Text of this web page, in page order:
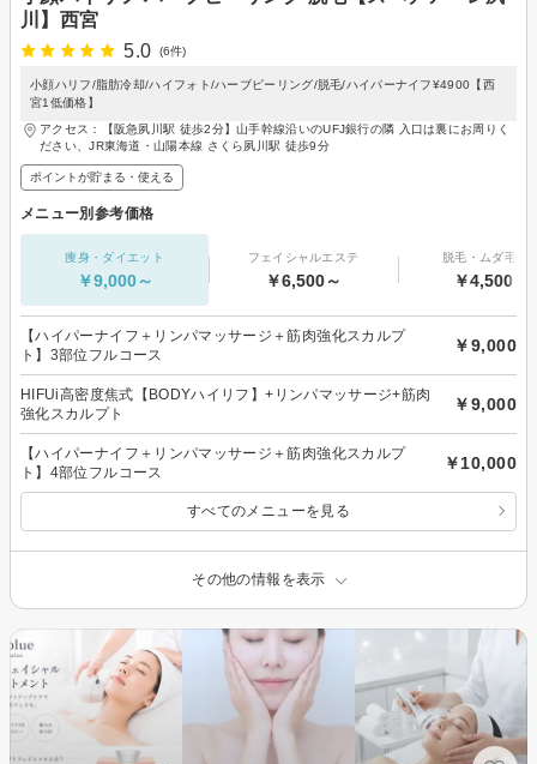
川】西宮
5.0
(6件)
小顔ハリフ/脂肪冷却/ハイフォト/ハーブピーリング/脱毛/ハイパーナイフ¥4900【西
宮1低価格】
アクセス：【阪急夙川駅 徒歩2分】山手幹線沿いのUFJ銀行の隣 入口は裏にお周りく
ださい、JR東海道・山陽本線 さくら夙川駅 徒歩9分
ポイントが貯まる・使える
メニュー別参考価格
痩身・ダイエット
￥9,000～
フェイシャルエステ
￥6,500～
脱毛・ムダ毛処
￥4,500～
【ハイパーナイフ＋リンパマッサージ＋筋肉強化スカルプ
ト】3部位フルコース
￥9,000
HIFUi高密度焦式【BODYハイリフ】+リンパマッサージ+筋肉
強化スカルプト
￥9,000
【ハイパーナイフ＋リンパマッサージ＋筋肉強化スカルプ
ト】4部位フルコース
￥10,000
すべてのメニューを見る
その他の情報を表示